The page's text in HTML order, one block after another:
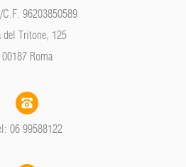
C.F. 96203850589
del Tritone, 125
00187 Roma
06 99588122